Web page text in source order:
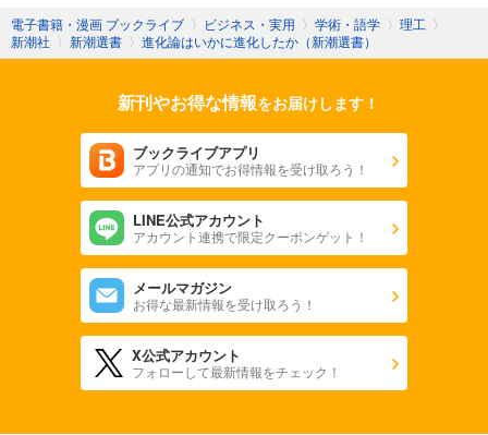
電子書籍・漫画 ブックライブ 〉 ビジネス・実用 〉 学術・語学 〉 理工 〉
新潮社 〉 新潮選書 〉 進化論はいかに進化したか（新潮選書）
新刊やお得な情報をお届けします！
ブックライブアプリ
アプリの通知でお得情報を受け取ろう！
LINE公式アカウント
アカウント連携で限定クーポンゲット！
メールマガジン
お得な最新情報を受け取ろう！
X公式アカウント
フォローして最新情報をチェック！